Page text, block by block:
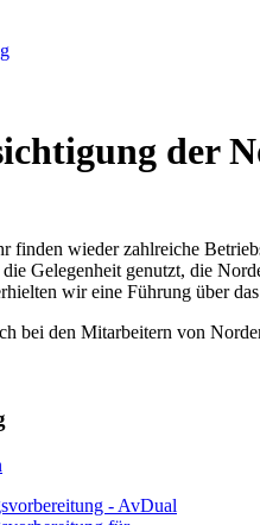
der
finden wieder zahlreiche
Gelegenheit genutzt, die
wir eine Führung über
bei den Mitarbeitern von
- AvDual